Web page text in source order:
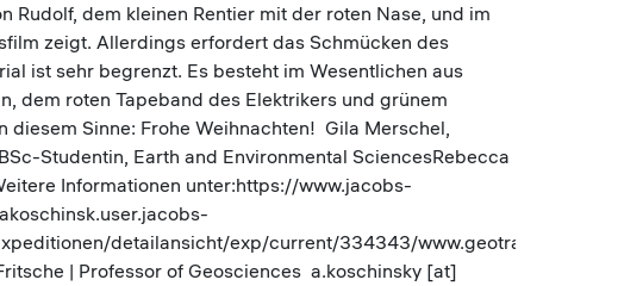
Rudolf, dem kleinen Rentier mit der roten Nase, und im
zeigt. Allerdings erfordert das Schmücken des
ist sehr begrenzt. Es besteht im Wesentlichen aus
dem roten Tapeband des Elektrikers und grünem
diesem Sinne: Frohe Weihnachten! Gila Merschel,
Studentin, Earth and Environmental SciencesRebecca
Informationen unter:https://www.jacobs-
detailansicht/exp/current/334343/www.geotraces.org Fragen
| Professor of Geosciences a.koschinsky [at]